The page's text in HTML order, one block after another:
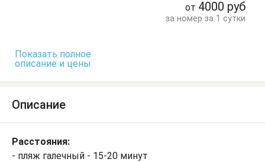
от 4000 руб
за номер за 1 сутки
Показать полное
описание и цены
Описание
Расстояния:
- пляж галечный - 15-20 минут